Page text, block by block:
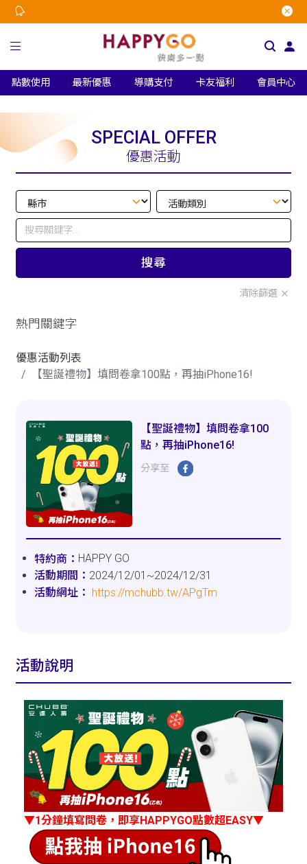
點數使用 最新優惠 導購支付 卡友福利 會員中心
SPECIAL OFFER
優惠活動
搜尋
清除篩選
熱門關鍵字
優惠活動列表
【聖誕禮物】填問卷拿100點，再抽iPhone16!
【聖誕禮物】填問卷拿100
點，再抽iPhone16!
分享至
HAPPY GO
2024/12/01~2024/12/31
https://mchubb.tw/APgTm
活動說明
▼1分鐘填寫問卷，即享HAPPYGO點數超EASY▼